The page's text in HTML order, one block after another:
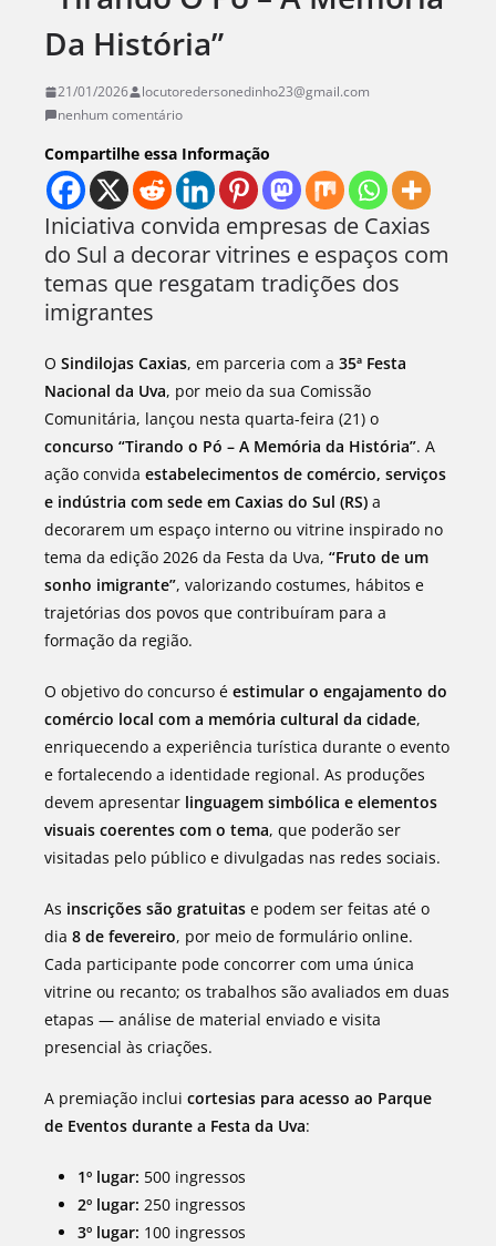
Da História”
21/01/2026
locutoredersonedinho23@gmail.com
nenhum comentário
Compartilhe essa Informação
Iniciativa convida empresas de Caxias
do Sul a decorar vitrines e espaços com
temas que resgatam tradições dos
imigrantes
O Sindilojas Caxias, em parceria com a 35ª Festa
Nacional da Uva, por meio da sua Comissão
Comunitária, lançou nesta quarta-feira (21) o
concurso “Tirando o Pó – A Memória da História”. A
ação convida estabelecimentos de comércio, serviços
e indústria com sede em Caxias do Sul (RS) a
decorarem um espaço interno ou vitrine inspirado no
tema da edição 2026 da Festa da Uva, “Fruto de um
sonho imigrante”, valorizando costumes, hábitos e
trajetórias dos povos que contribuíram para a
formação da região.
O objetivo do concurso é estimular o engajamento do
comércio local com a memória cultural da cidade,
enriquecendo a experiência turística durante o evento
e fortalecendo a identidade regional. As produções
devem apresentar linguagem simbólica e elementos
visuais coerentes com o tema, que poderão ser
visitadas pelo público e divulgadas nas redes sociais.
As inscrições são gratuitas e podem ser feitas até o
dia 8 de fevereiro, por meio de formulário online.
Cada participante pode concorrer com uma única
vitrine ou recanto; os trabalhos são avaliados em duas
etapas — análise de material enviado e visita
presencial às criações.
A premiação inclui cortesias para acesso ao Parque
de Eventos durante a Festa da Uva:
1º lugar: 500 ingressos
2º lugar: 250 ingressos
3º lugar: 100 ingressos